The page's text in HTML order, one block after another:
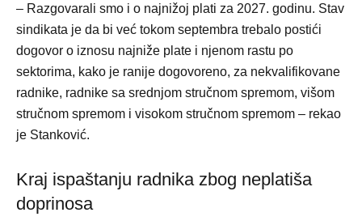
– Razgovarali smo i o najnižoj plati za 2027. godinu. Stav
sindikata je da bi već tokom septembra trebalo postići
dogovor o iznosu najniže plate i njenom rastu po
sektorima, kako je ranije dogovoreno, za nekvalifikovane
radnike, radnike sa srednjom stručnom spremom, višom
stručnom spremom i visokom stručnom spremom – rekao
je Stanković.
Kraj ispaštanju radnika zbog neplatiša
doprinosa